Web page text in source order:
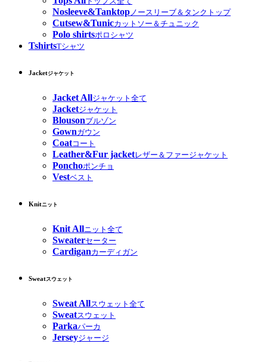
Nosleeve&Tanktopノースリーブ＆タンクトップ
Cutsew&Tunicカットソー＆チュニック
Polo shirtsポロシャツ
TshirtsTシャツ
Jacketジャケット
Jacket Allジャケット全て
Jacketジャケット
Blousonブルゾン
Gownガウン
Coatコート
Leather&Fur jacketレザー＆ファージャケット
Ponchoポンチョ
Vestベスト
Knitニット
Knit Allニット全て
Sweaterセーター
Cardiganカーディガン
Sweatスウェット
Sweat Allスウェット全て
Sweatスウェット
Parkaパーカ
Jerseyジャージ